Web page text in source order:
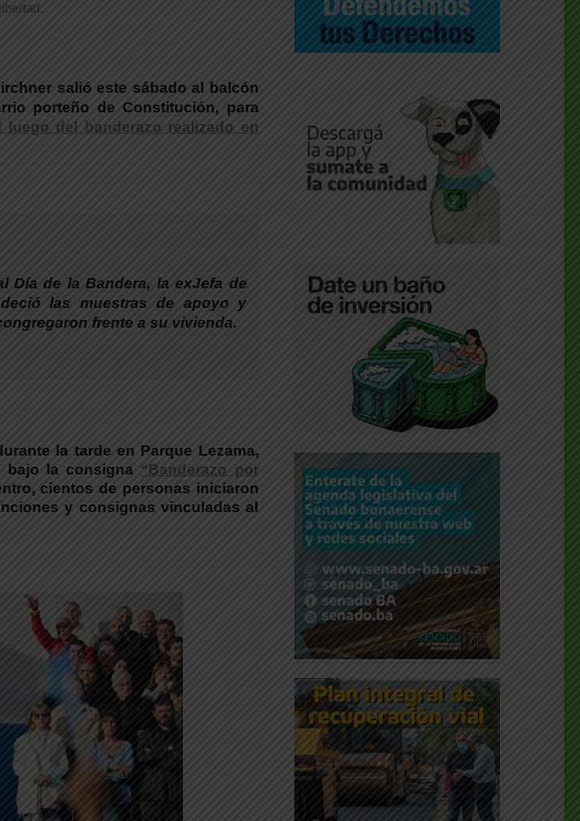
salió este sábado al balcón
porteño de Constitución, para
del banderazo realizado en
Día de la Bandera, la exJefa de
las muestras de apoyo y
frente a su vivienda.
la tarde en Parque Lezama,
bajo la consigna “Banderazo por
cientos de personas iniciaron
y consignas vinculadas al